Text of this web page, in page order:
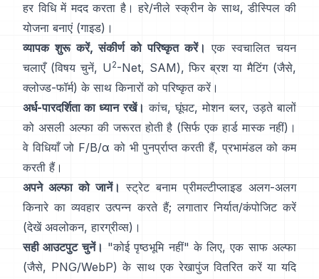
हर विधि में मदद करता है। हरे/नीले स्क्रीन के साथ, डीस्पिल की
योजना बनाएं (गाइड)।
व्यापक शुरू करें, संकीर्ण को परिष्कृत करें। एक स्वचालित चयन
चलाएँ (विषय चुनें, U2-Net, SAM), फिर ब्रश या मैटिंग (जैसे,
क्लोज्ड-फॉर्म) के साथ किनारों को परिष्कृत करें।
अर्ध-पारदर्शिता का ध्यान रखें। कांच, घूंघट, मोशन ब्लर, उड़ते बालों
को असली अल्फा की जरूरत होती है (सिर्फ एक हार्ड मास्क नहीं)।
वे विधियाँ जो F/B/α को भी पुनर्प्राप्त करती हैं, प्रभामंडल को कम
करती हैं।
अपने अल्फा को जानें। स्ट्रेट बनाम प्रीमल्टीप्लाइड अलग-अलग
किनारे का व्यवहार उत्पन्न करते हैं; लगातार निर्यात/कंपोजिट करें
(देखें अवलोकन, हारग्रीव्स)।
सही आउटपुट चुनें। "कोई पृष्ठभूमि नहीं" के लिए, एक साफ अल्फा
(जैसे, PNG/WebP) के साथ एक रेखापुंज वितरित करें या यदि